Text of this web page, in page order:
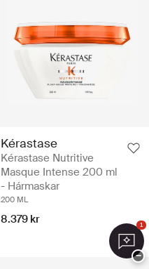
Kérastase
Kérastase Nutritive
Masque Intense 200 ml
- Hármaskar
200 ML
8.379 kr 1
−